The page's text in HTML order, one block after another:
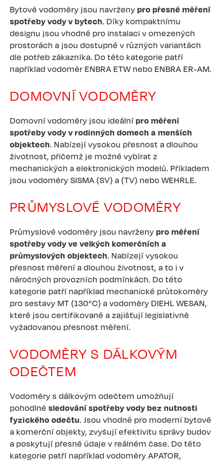
Bytové vodoměry jsou navrženy pro přesné měření
spotřeby vody v bytech. Díky kompaktnímu
designu jsou vhodné pro instalaci v omezených
prostorách a jsou dostupné v různých variantách
dle potřeb zákazníka. Do této kategorie patří
například vodoměr ENBRA ETW nebo ENBRA ER-AM.
DOMOVNÍ VODOMĚRY
Domovní vodoměry jsou ideální pro měření
spotřeby vody v rodinných domech a menších
objektech. Nabízejí vysokou přesnost a dlouhou
životnost, přičemž je možné vybírat z
mechanických a elektronických modelů. Příkladem
jsou vodoměry SISMA (SV) a (TV) nebo WEHRLE.
PRŮMYSLOVÉ VODOMĚRY
Průmyslové vodoměry jsou navrženy pro měření
spotřeby vody ve velkých komerčních a
průmyslových objektech. Nabízejí vysokou
přesnost měření a dlouhou životnost, a to i v
náročných provozních podmínkách. Do této
kategorie patří například mechanické průtokoměry
pro sestavy MT (130°C) a vodoměry DIEHL WESAN,
které jsou certifikované a zajišťují legislativně
vyžadovanou přesnost měření.
VODOMĚRY S DÁLKOVÝM
ODEČTEM
Vodoměry s dálkovým odečtem umožňují
pohodlné sledování spotřeby vody bez nutnosti
fyzického odečtu. Jsou vhodné pro moderní bytové
a komerční objekty, zvyšují efektivitu správy budov
a poskytují přesné údaje v reálném čase. Do této
kategorie patří například vodoměry APATOR,